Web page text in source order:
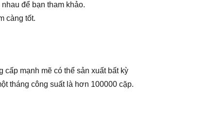
để bạn tham khảo.
càng tốt.
cấp mạnh mẽ có thể sản xuất bất kỳ
tháng công suất là hơn 100000 cặp.